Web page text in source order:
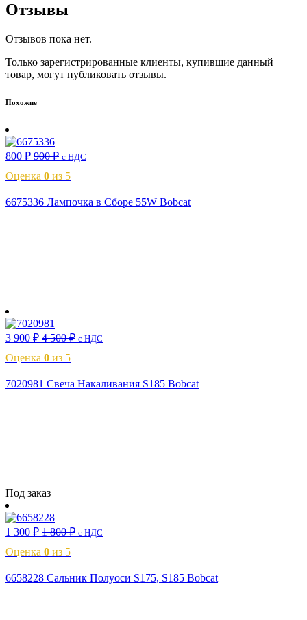
Отзывы
Отзывов пока нет.
Только зарегистрированные клиенты, купившие данный
товар, могут публиковать отзывы.
Похожие
800 ₽ 900₽ с НДС
Оценка 0 из 5
6675336 Лампочка в Сборе 55W Bobcat
3 900 ₽ 4 500₽ с НДС
Оценка 0 из 5
7020981 Свеча Накаливания S185 Bobcat
Под заказ
1 300 ₽ 1 800₽ с НДС
Оценка 0 из 5
6658228 Сальник Полуоси S175, S185 Bobcat